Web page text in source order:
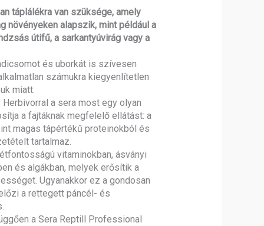
táplálékra van szüksége, amely
növényeken alapszik, mint például a
útifű, a sarkantyúvirág vagy a
és uborkát is szívesen
számukra kiegyenlítetlen
miatt.
a sera most egy olyan
a fajtáknak megfelelő ellátást: a
magas tápértékű proteinokból és
tartalmaz.
vitaminokban, ásványi
és algákban, melyek erősítik a
Ugyanakkor ez a gondosan
a rettegett páncél- és
a Sera Reptill Professional